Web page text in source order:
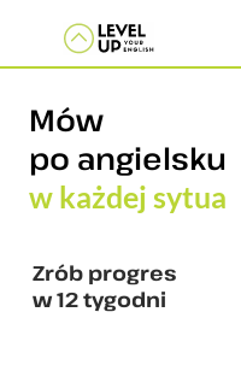
content
Mów
po angielsku
w każdej sytua
Zrób progres
w 12 tygodni